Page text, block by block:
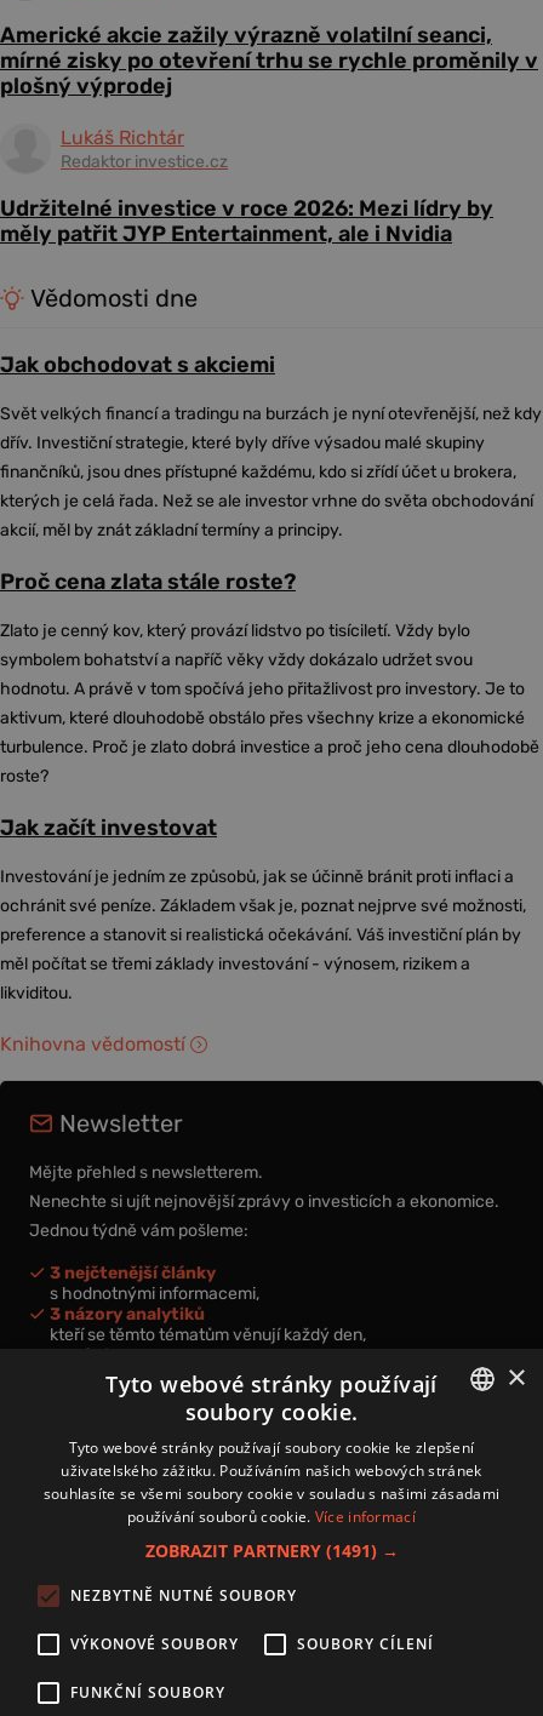
Americké akcie zažily výrazně volatilní seanci,
mírné zisky po otevření trhu se rychle proměnily v
plošný výprodej
Lukáš Richtár
Redaktor investice.cz
Udržitelné investice v roce 2026: Mezi lídry by
měly patřit JYP Entertainment, ale i Nvidia
Vědomosti dne
Jak obchodovat s akciemi
Svět velkých financí a tradingu na burzách je nyní otevřenější, než kdy
dřív. Investiční strategie, které byly dříve výsadou malé skupiny
finančníků, jsou dnes přístupné každému, kdo si zřídí účet u brokera,
kterých je celá řada. Než se ale investor vrhne do světa obchodování
akcií, měl by znát základní termíny a principy.
Proč cena zlata stále roste?
Zlato je cenný kov, který provází lidstvo po tisíciletí. Vždy bylo
symbolem bohatství a napříč věky vždy dokázalo udržet svou
hodnotu. A právě v tom spočívá jeho přitažlivost pro investory. Je to
aktivum, které dlouhodobě obstálo přes všechny krize a ekonomické
turbulence. Proč je zlato dobrá investice a proč jeho cena dlouhodobě
roste?
Jak začít investovat
Investování je jedním ze způsobů, jak se účinně bránit proti inflaci a
ochránit své peníze. Základem však je, poznat nejprve své možnosti,
preference a stanovit si realistická očekávání. Váš investiční plán by
měl počítat se třemi základy investování - výnosem, rizikem a
likviditou.
Knihovna vědomostí
Newsletter
Mějte přehled s newsletterem.
Nenechte si ujít nejnovější zprávy o investicích a ekonomice.
Jednou týdně vám pošleme:
3 nejčtenější články
s hodnotnými informacemi,
3 názory analytiků
kteří se těmto tématům věnují každý den,
nová videa a podcasty
k prohloubení vašich znalostí.
Přihlášením k newsletteru vyjadřujete svůj souhlas spodmínkami
zpracování osobních údajů.
Zásady používání souborů cookies
Autoři
Nastavení cookies
CZECH
×
Tyto webové stránky používají
soubory cookie.
Tyto webové stránky používají soubory cookie ke zlepšení
uživatelského zážitku. Používáním našich webových stránek
souhlasíte se všemi soubory cookie v souladu s našimi zásadami
používání souborů cookie. Více informací
ZOBRAZIT PARTNERY (1491) →
NEZBYTNĚ NUTNÉ SOUBORY
VÝKONOVÉ SOUBORY SOUBORY CÍLENÍ
FUNKČNÍ SOUBORY